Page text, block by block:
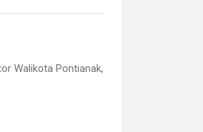
Walikota Pontianak,